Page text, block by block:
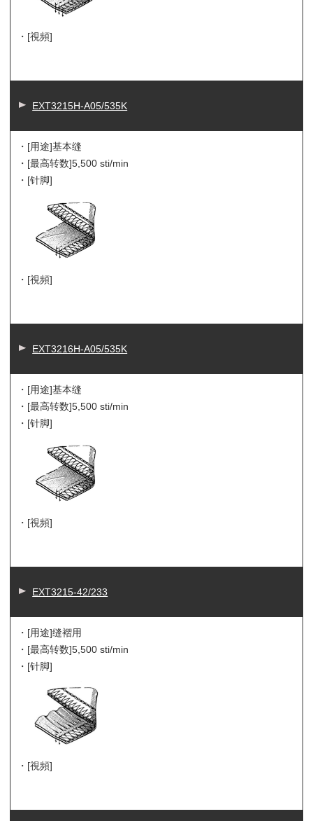
・[視頻]
EXT3215H-A05/535K
・[用途]基本缝
・[最高转数]5,500 sti/min
・[针脚]
・[視頻]
EXT3216H-A05/535K
・[用途]基本缝
・[最高转数]5,500 sti/min
・[针脚]
・[視頻]
EXT3215-42/233
・[用途]缝褶用
・[最高转数]5,500 sti/min
・[针脚]
・[視頻]